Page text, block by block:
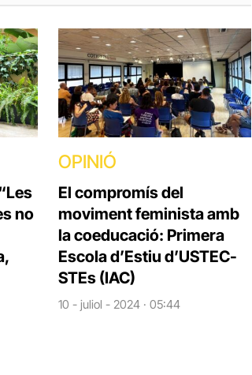
no
OPINIÓ
El compromís del
moviment feminista amb
la coeducació: Primera
Escola d’Estiu d’USTEC-
STEs (IAC)
10 - juliol - 2024 · 05:44